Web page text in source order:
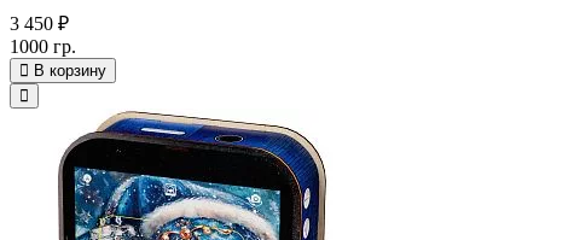
3 450 ₽
1000 гр.
В корзину